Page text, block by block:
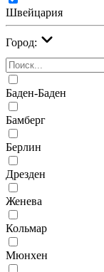
Швейцария
Город:
Баден-Баден
Бамберг
Берлин
Дрезден
Женева
Кольмар
Мюнхен